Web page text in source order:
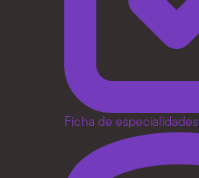
Ficha de especialidades